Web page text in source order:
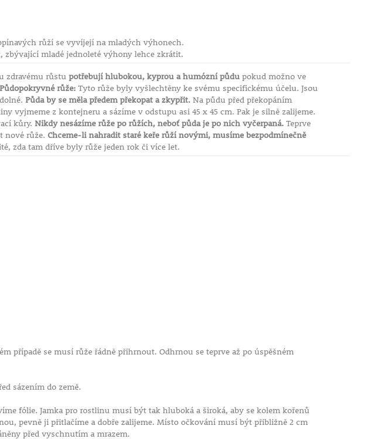
růží se vyvíjejí na mladých výhonech.
mladé jednoleté výhony lehce zkrátit.
zdravému růstu potřebují hlubokou, kyprou a humózní půdupokud možno ve
Půdopokryvné růže:Tyto růže byly vyšlechtěny ke svému specifickému účelu. Jsou
Půda by se měla předem překopat a zkypřit.Na půdu před překopáním
vyjmeme z kontejneru a sázíme v odstupu asi 45 x 45 cm. Pak je silně zalijeme.
kůry. Nikdy nesázíme růže po růžích, neboť půda je po nich vyčerpaná.Teprve
nové růže. Chceme-li nahradit staré keře růží novými, musíme bezpodmínečně
zda tam dříve byly růže jeden rok či více let.
případě se musí růže řádně přihrnout. Odhrnou se teprve až po úspěšném
sázením do země.
fólie. Jamka pro rostlinu musí být tak hluboká a široká, aby se kolem kořenů
pevně ji přitlačíme a dobře zalijeme. Místo očkování musí být přibližně 2 cm
před vyschnutím a mrazem.